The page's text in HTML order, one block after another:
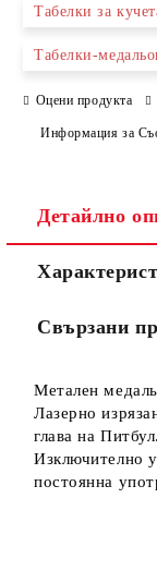
Ние ще се
Табелки за
Табелки-
Оцени продукта
Информация за
Детайлно
Свързани
Метален
Лазерно
глава на Питбул.
Изключително
постоянна